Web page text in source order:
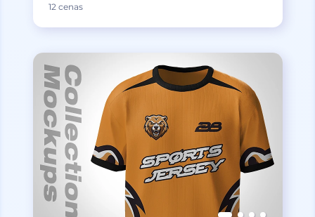
12 cenas